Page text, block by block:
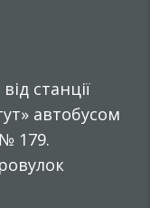
станції
автобусом
179.